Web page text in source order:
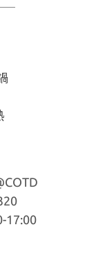
17:00